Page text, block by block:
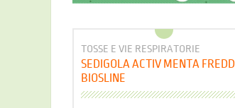
TOSSE E VIE RESPIRATORIE
SEDIGOLA ACTIV MENTA
BIOSLINE